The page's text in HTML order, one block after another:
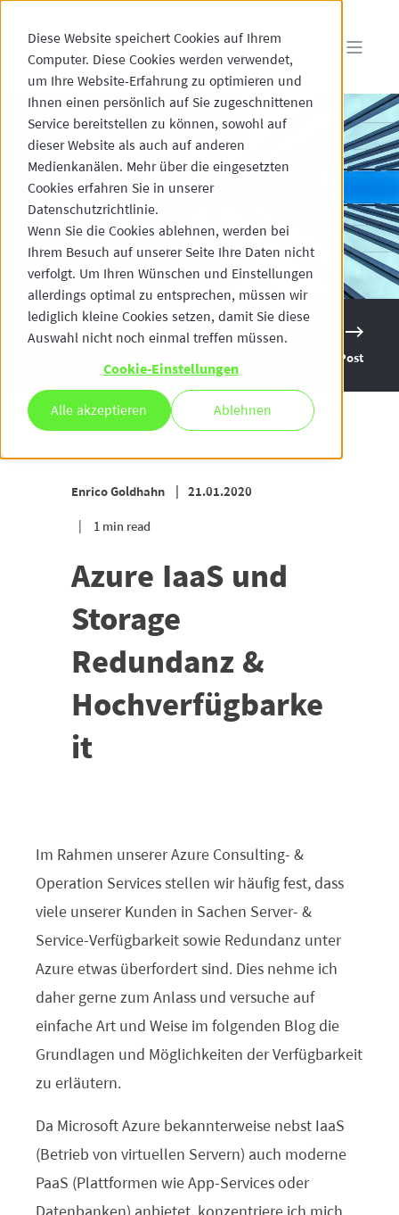
Diese Website speichert Cookies auf Ihrem
Computer. Diese Cookies werden verwendet,
um Ihre Website-Erfahrung zu optimieren und
Ihnen einen persönlich auf Sie zugeschnittenen
Service bereitstellen zu können, sowohl auf
dieser Website als auch auf anderen
Medienkanälen. Mehr über die eingesetzten
Cookies erfahren Sie in unserer
Datenschutzrichtlinie.
Wenn Sie die Cookies ablehnen, werden bei
Ihrem Besuch auf unserer Seite Ihre Daten nicht
verfolgt. Um Ihren Wünschen und Einstellungen
allerdings optimal zu entsprechen, müssen wir
lediglich kleine Cookies setzen, damit Sie diese
Auswahl nicht noch einmal treffen müssen.
Cookie-Einstellungen
Alle akzeptieren Ablehnen
Next Post
Enrico Goldhahn 21.01.2020
1 min read
Azure IaaS und
Storage
Redundanz &
Hochverfügbarke
it
Im Rahmen unserer Azure Consulting- &
Operation Services stellen wir häufig fest, dass
viele unserer Kunden in Sachen Server- &
Service-Verfügbarkeit sowie Redundanz unter
Azure etwas überfordert sind. Dies nehme ich
daher gerne zum Anlass und versuche auf
einfache Art und Weise im folgenden Blog die
Grundlagen und Möglichkeiten der Verfügbarkeit
zu erläutern.
Da Microsoft Azure bekannterweise nebst IaaS
(Betrieb von virtuellen Servern) auch moderne
PaaS (Plattformen wie App-Services oder
Datenbanken) anbietet, konzentriere ich mich